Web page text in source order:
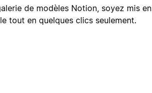
de modèles Notion, soyez mis en
tout en quelques clics seulement.